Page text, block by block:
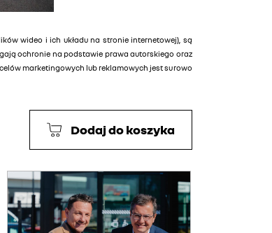
wideo i ich układu na stronie internetowej), są
ochronie na podstawie prawa autorskiego oraz
marketingowych lub reklamowych jest surowo
Dodaj do koszyka